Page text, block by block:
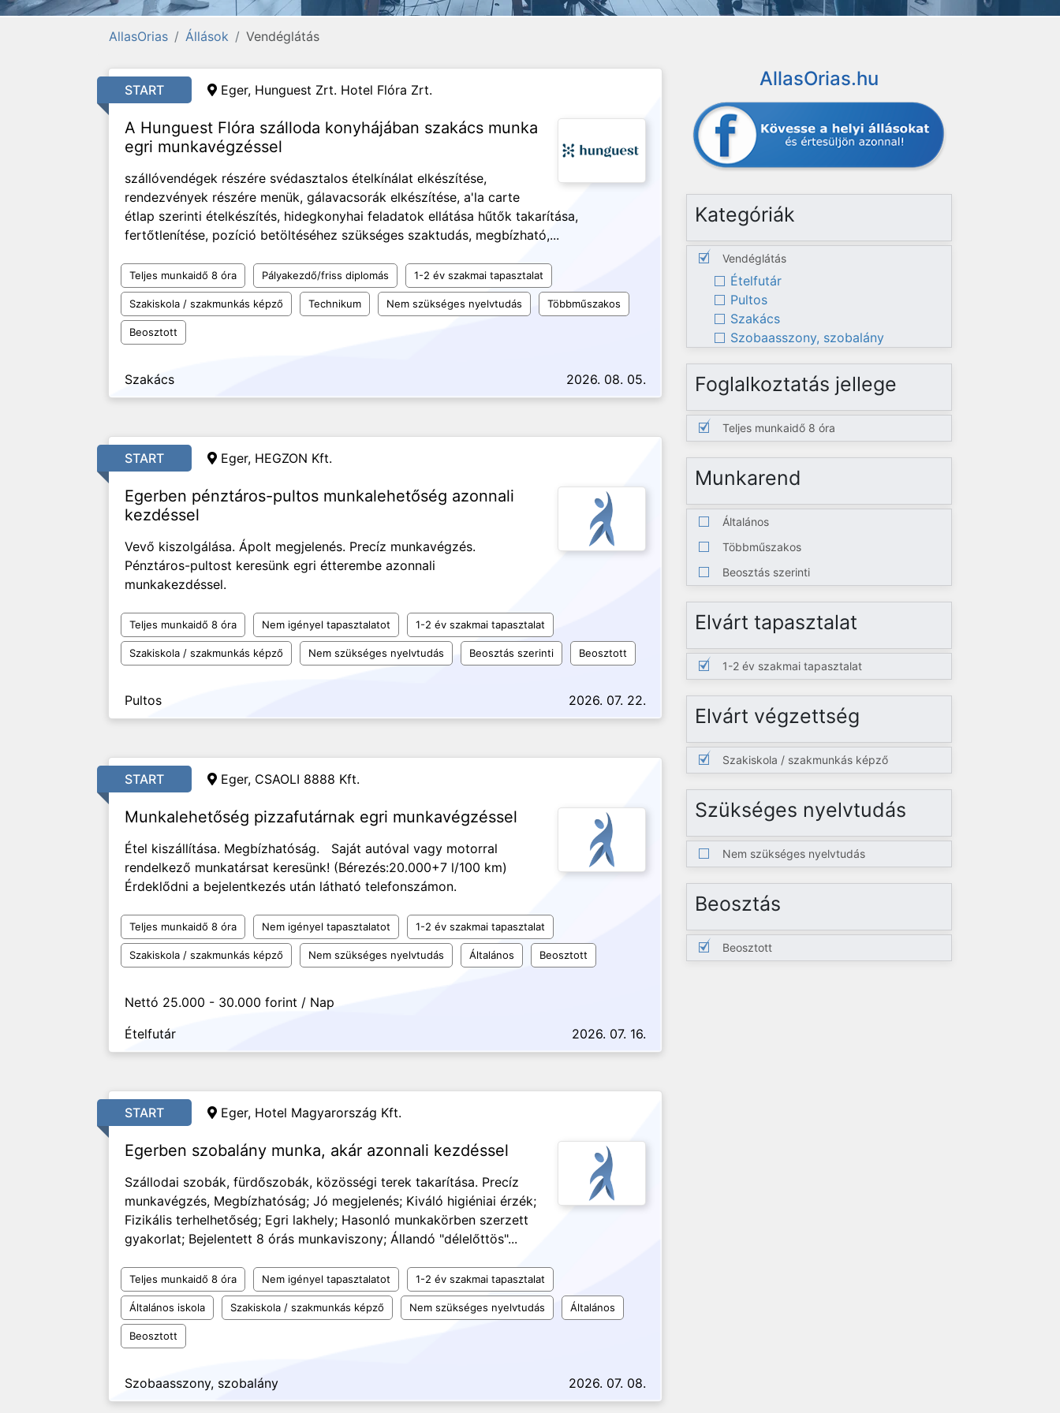
AllasOrias Állások Vendéglátás
START Eger, Hunguest Zrt. Hotel Flóra Zrt.
A Hunguest Flóra szálloda konyhájában szakács munka
egri munkavégzéssel
szállóvendégek részére svédasztalos ételkínálat elkészítése,
rendezvények részére menük, gálavacsorák elkészítése, a'la carte
étlap szerinti ételkészítés, hidegkonyhai feladatok ellátása hűtők takarítása,
fertőtlenítése, pozíció betöltéséhez szükséges szaktudás, megbízható,...
Teljes munkaidő 8 óra Pályakezdő/friss diplomás 1-2 év szakmai tapasztalat
Szakiskola / szakmunkás képző Technikum Nem szükséges nyelvtudás Többműszakos
Beosztott
Szakács 2026. 08. 05.
START Eger, HEGZON Kft.
Egerben pénztáros-pultos munkalehetőség azonnali
kezdéssel
Vevő kiszolgálása. Ápolt megjelenés. Precíz munkavégzés.
Pénztáros-pultost keresünk egri étterembe azonnali
munkakezdéssel.
Teljes munkaidő 8 óra Nem igényel tapasztalatot 1-2 év szakmai tapasztalat
Szakiskola / szakmunkás képző Nem szükséges nyelvtudás Beosztás szerinti Beosztott
Pultos 2026. 07. 22.
START Eger, CSAOLI 8888 Kft.
Munkalehetőség pizzafutárnak egri munkavégzéssel
Étel kiszállítása. Megbízhatóság. Saját autóval vagy motorral
rendelkező munkatársat keresünk! (Bérezés:20.000+7 l/100 km)
Érdeklődni a bejelentkezés után látható telefonszámon.
Teljes munkaidő 8 óra Nem igényel tapasztalatot 1-2 év szakmai tapasztalat
Szakiskola / szakmunkás képző Nem szükséges nyelvtudás Általános Beosztott
Nettó 25.000 - 30.000 forint / Nap
Ételfutár
2026. 07. 16.
START Eger, Hotel Magyarország Kft.
Egerben szobalány munka, akár azonnali kezdéssel
Szállodai szobák, fürdőszobák, közösségi terek takarítása. Precíz
munkavégzés, Megbízhatóság; Jó megjelenés; Kiváló higiéniai érzék;
Fizikális terhelhetőség; Egri lakhely; Hasonló munkakörben szerzett
gyakorlat; Bejelentett 8 órás munkaviszony; Állandó "délelőttös"...
Teljes munkaidő 8 óra Nem igényel tapasztalatot 1-2 év szakmai tapasztalat
Általános iskola Szakiskola / szakmunkás képző Nem szükséges nyelvtudás Általános
Beosztott
Szobaasszony, szobalány 2026. 07. 08.
AllasOrias.hu
Kategóriák
Vendéglátás
Ételfutár
Pultos
Szakács
Szobaasszony, szobalány
Foglalkoztatás jellege
Teljes munkaidő 8 óra
Munkarend
Általános
Többműszakos
Beosztás szerinti
Elvárt tapasztalat
1-2 év szakmai tapasztalat
Elvárt végzettség
Szakiskola / szakmunkás képző
Szükséges nyelvtudás
Nem szükséges nyelvtudás
Beosztás
Beosztott